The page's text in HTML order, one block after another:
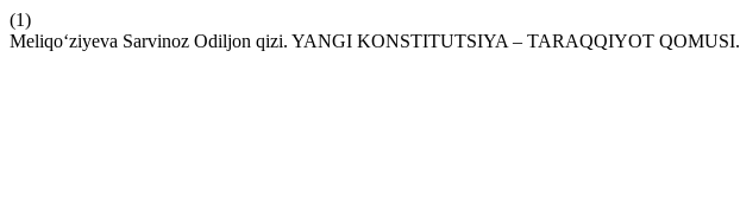
(1)
Meliqo‘ziyeva Sarvinoz Odiljon qizi. YANGI KONSTITUTSIYA – TARAQQIYOT QOMUSI.